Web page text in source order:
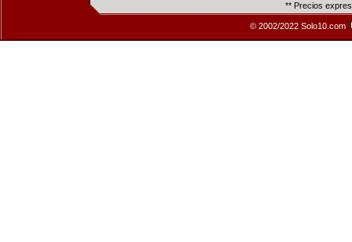
** Precios
© 2002/2022 Solo10.com